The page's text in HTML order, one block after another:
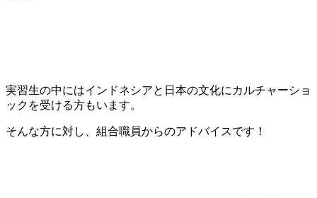
実習生の中にはインドネシアと日本の文化にカルチャーショ
ックを受ける方もいます。
そんな方に対し、組合職員からのアドバイスです！